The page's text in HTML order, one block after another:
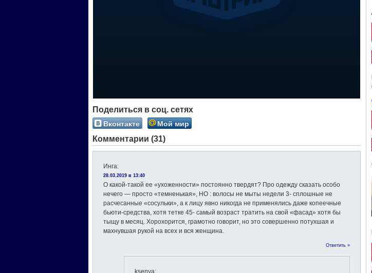
Поделиться в соц. сетях
Вконтакте Мой мир
Комментарии (31)
Инга:
28.03.2019 в 13:40
О какой-такой ее «ухоженности» постоянно твердят? Про одежду сказать особо
нечего — просто «темненькая», НО : волосы не мыты недели 3- сплошные не
расчесанные «сосульки», а к лицу явно никогда не применялись даже копеечные
бьюти-средства, хотя тетке 45- самый возраст тратить на свой «фасад» хотя бы
тыщу в месяц. Хорохорится, грамотно говорит, но это совершенно потухшая и
махнувшая рукой на всех и вся женщина.
Ответить »
ksenya: